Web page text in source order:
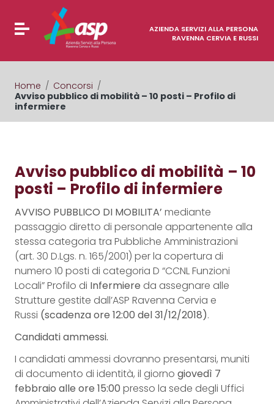
Vai ai contenuti
Vai al menu di navigazione
Vai al footer
Attiva / disattiva la navigazioneAZIENDA SERVIZI ALLA PERSONA
RAVENNA CERVIA E RUSSI
Home / Concorsi /
Avviso pubblico di mobilità – 10 posti – Profilo di
infermiere
Avviso pubblico di mobilità – 10
posti – Profilo di infermiere
AVVISO PUBBLICO DI MOBILITA’ mediante
passaggio diretto di personale appartenente alla
stessa categoria tra Pubbliche Amministrazioni
(art. 30 D.Lgs. n. 165/2001) per la copertura di
numero 10 posti di categoria D “CCNL Funzioni
Locali” Profilo di Infermiere da assegnare alle
Strutture gestite dall’ASP Ravenna Cervia e
Russi (scadenza ore 12:00 del 31/12/2018).
Candidati ammessi.
I candidati ammessi dovranno presentarsi, muniti
di documento di identità, il giorno giovedì 7
febbraio alle ore 15:00 presso la sede degli Uffici